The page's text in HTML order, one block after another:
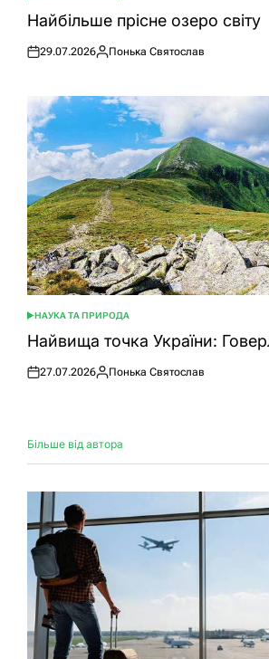
УНайбільше прісне озеро світу
Оприлюднено
29.07.2026
Опубліковано
Понька Святослав
ОПУБЛІКУВАТИ
У
НАУКА ТА ПРИРОДА
Найвища точка України:
Оприлюднено
27.07.2026
Опубліковано
Понька Святослав
Більше від автора